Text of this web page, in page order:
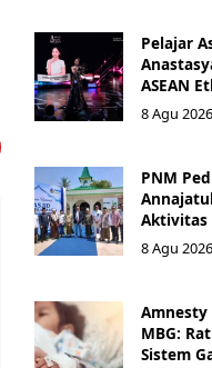
Pelajar
ASEAN
8 Agu
PNM
Aktivitas
8 Agu
Amnesty
MBG:
Sistem